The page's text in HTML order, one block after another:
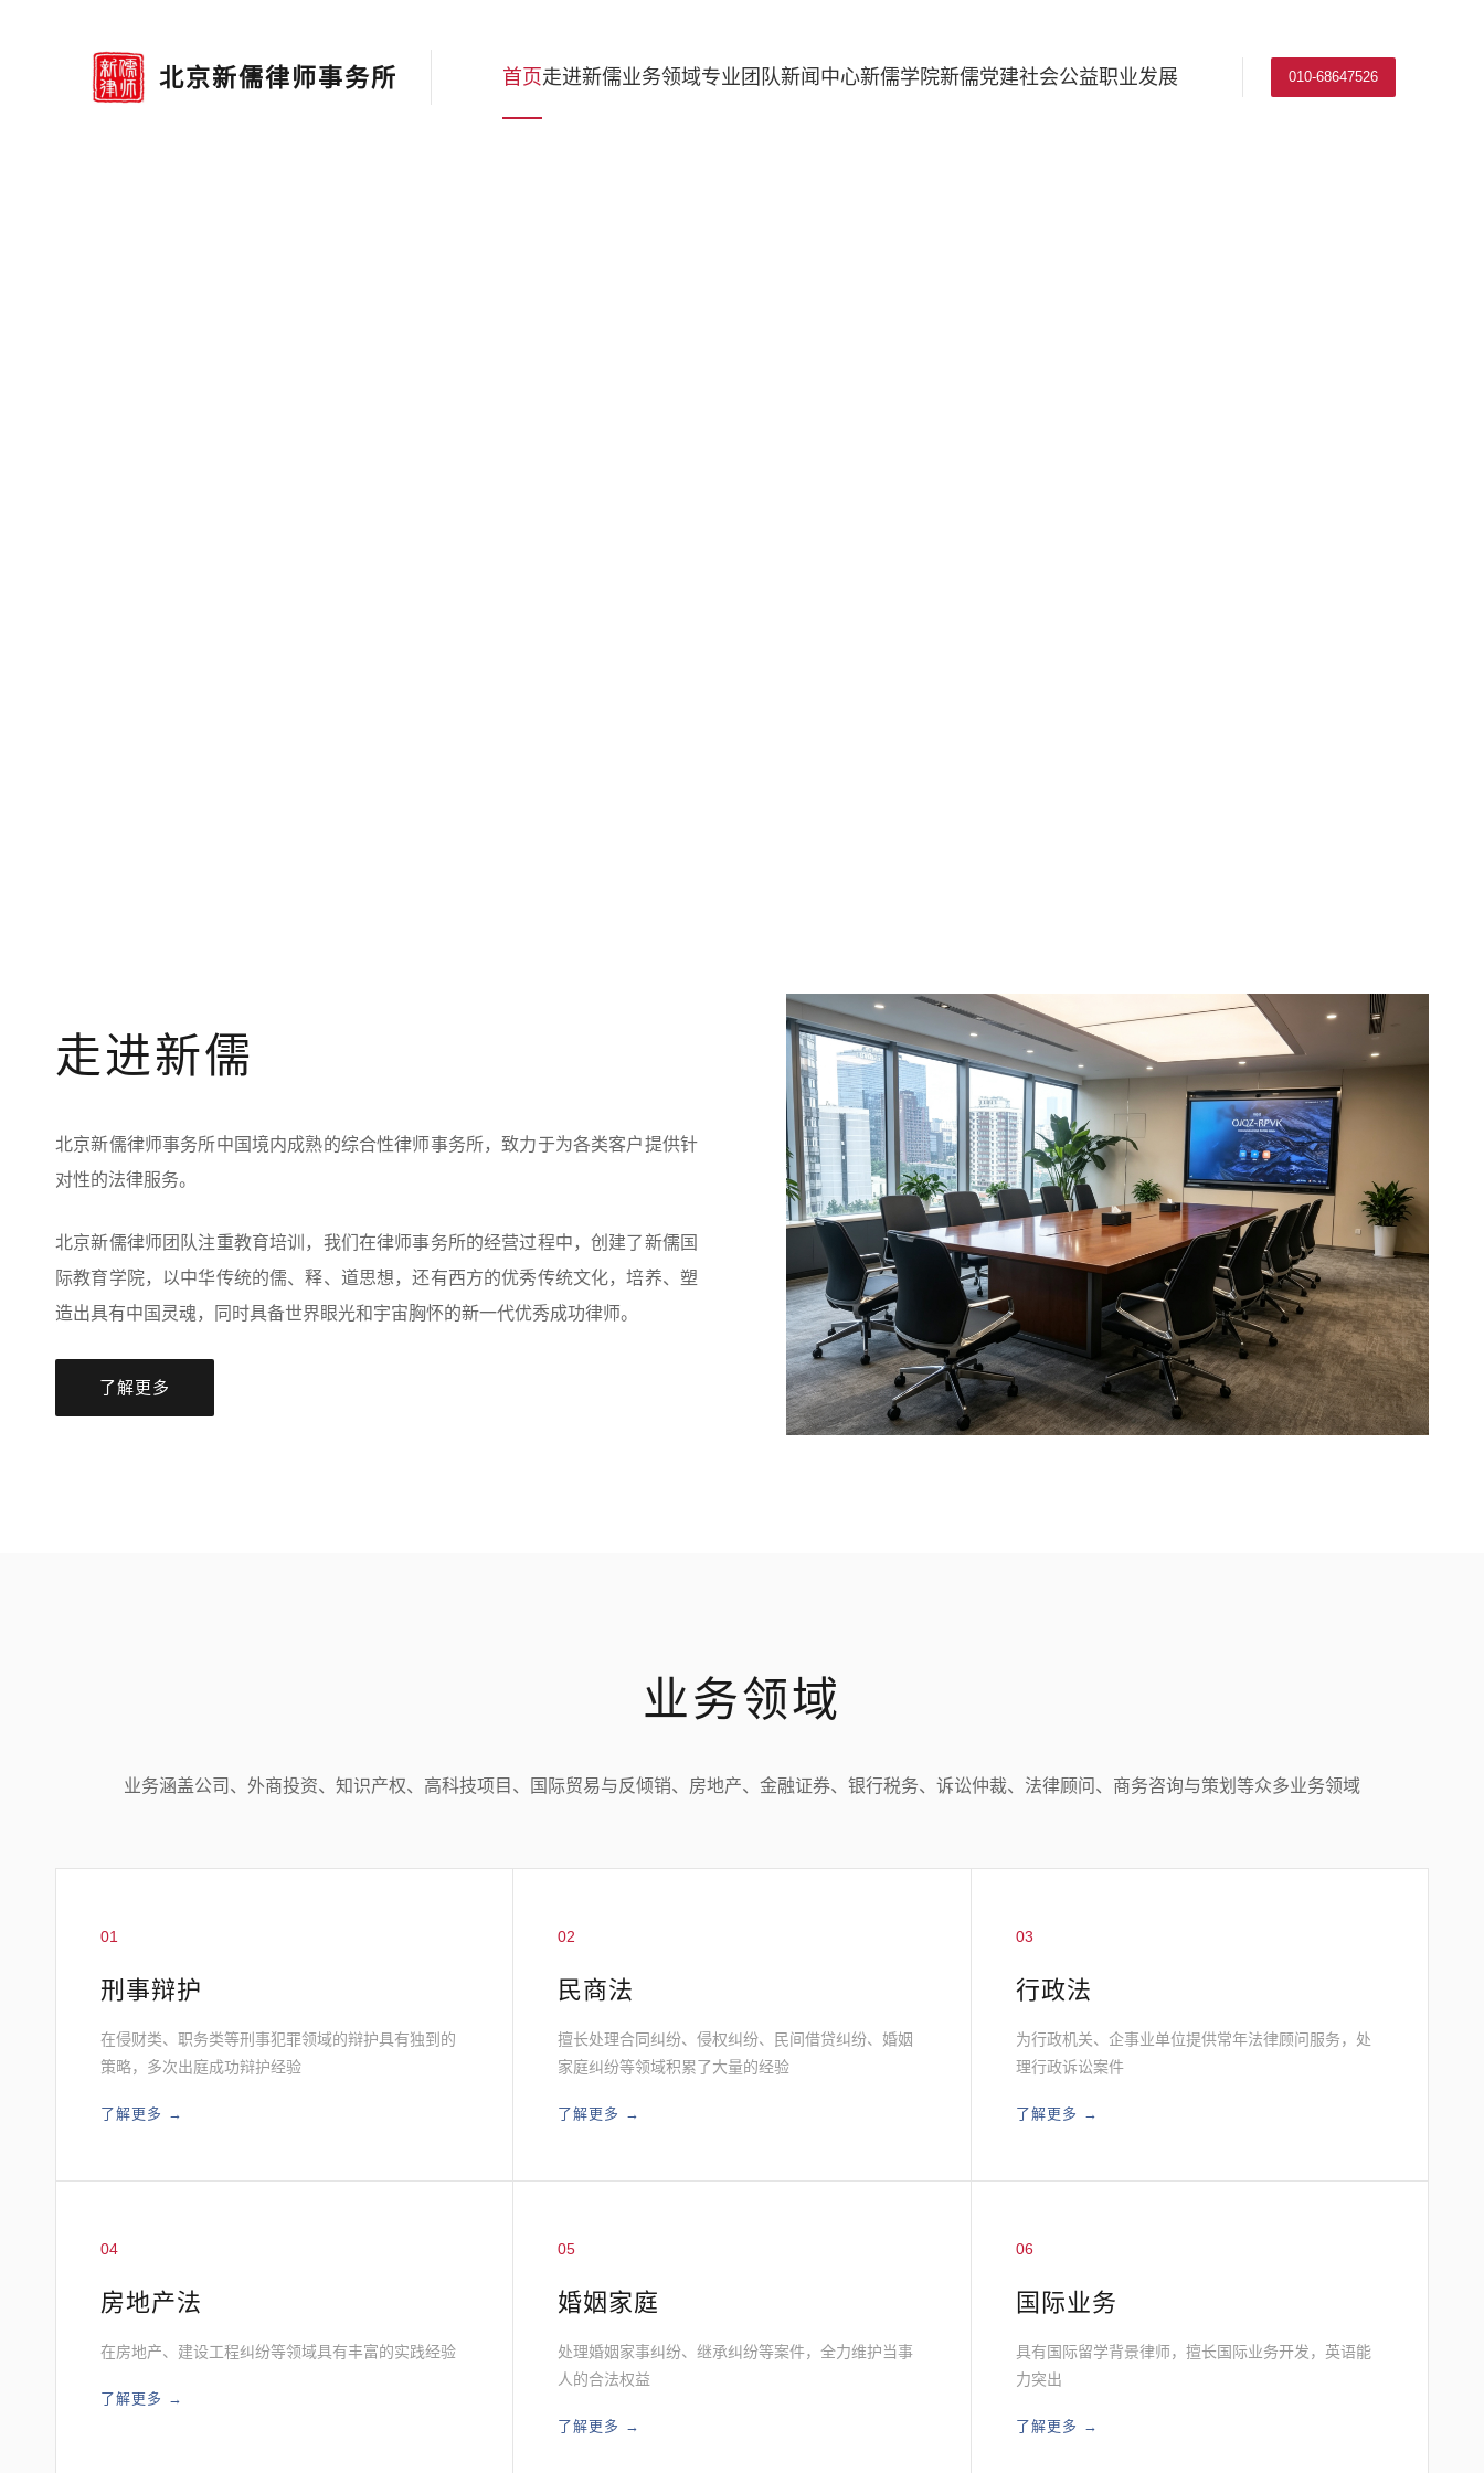
北京新儒律师事务所 首页走进新儒业务领域专业团队新闻中心新儒学院新儒党建社会公益职业发展 010-68647526
传承儒学文化 铸就法治精神
走进新儒
北京新儒律师事务所中国境内成熟的综合性律师事务所，致力于为各类客户提供针
对性的法律服务。
北京新儒律师团队注重教育培训，我们在律师事务所的经营过程中，创建了新儒国
际教育学院，以中华传统的儒、释、道思想，还有西方的优秀传统文化，培养、塑
造出具有中国灵魂，同时具备世界眼光和宇宙胸怀的新一代优秀成功律师。
了解更多
业务领域
业务涵盖公司、外商投资、知识产权、高科技项目、国际贸易与反倾销、房地产、金融证券、银行税务、诉讼仲裁、法律顾问、商务咨询与策划等众多业务领域
01
刑事辩护
在侵财类、职务类等刑事犯罪领域的辩护具有独到的
策略，多次出庭成功辩护经验
了解更多 →
02
民商法
擅长处理合同纠纷、侵权纠纷、民间借贷纠纷、婚姻
家庭纠纷等领域积累了大量的经验
了解更多 →
03
行政法
为行政机关、企事业单位提供常年法律顾问服务，处
理行政诉讼案件
了解更多 →
04
房地产法
在房地产、建设工程纠纷等领域具有丰富的实践经验
了解更多 →
05
婚姻家庭
处理婚姻家事纠纷、继承纠纷等案件，全力维护当事
人的合法权益
了解更多 →
06
国际业务
具有国际留学背景律师，擅长国际业务开发，英语能
力突出
了解更多 →